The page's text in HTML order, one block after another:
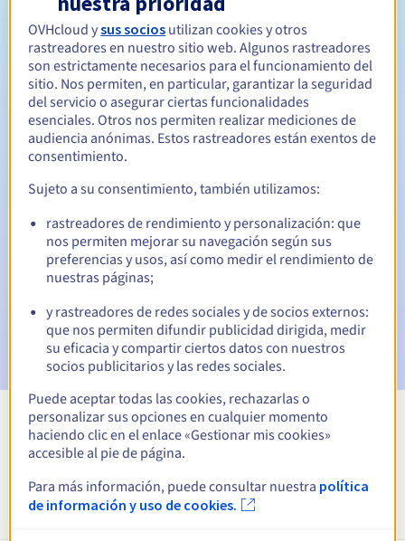
Período de renovación Entre 1 y 5 años
Período de redención
Notificaciones automáticas:
vencimiento
Email el día del vencimientopara notificar la suspensión
del nombre de dominio
Email tras el periodo de gracia de redenciónpara
notificar la eliminación del nombre de dominio
Ver todas las extensiones
Información sobre .rel.ht
OVHcloud ysus socios utilizan cookies y otros
rastreadores en nuestro sitio web. Algunos rastreadores
son estrictamente necesarios para el funcionamiento del
sitio. Nos permiten, en particular, garantizar la seguridad
del servicio o asegurar ciertas funcionalidades
esenciales. Otros nos permiten realizar mediciones de
audiencia anónimas. Estos rastreadores están exentos de
consentimiento.
Sujeto a su consentimiento, también utilizamos:
rastreadores de rendimiento y personalización: que
nos permiten mejorar su navegación según sus
preferencias y usos, así como medir el rendimiento de
nuestras páginas;
y rastreadores de redes sociales y de socios externos:
que nos permiten difundir publicidad dirigida, medir
su eficacia y compartir ciertos datos con nuestros
socios publicitarios y las redes sociales.
Puede aceptar todas las cookies, rechazarlas o
personalizar sus opciones en cualquier momento
haciendo clic en el enlace «Gestionar mis cookies»
accesible al pie de página.
Para más información, puede consultar nuestra política
de información y uso de cookies.